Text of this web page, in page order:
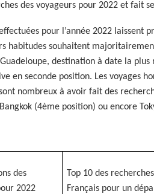
des voyageurs pour 2022 et fait
pour l’année 2022 laissent
habitudes souhaitent
destination à date la plus
en seconde position. Les voyages
nombreux à avoir fait des
(4ème position) ou encore
des
2022
Top 10 des
Français pour un